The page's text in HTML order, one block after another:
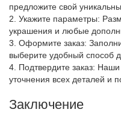
предложите свой
2. Укажите параметры:
украшения и любые
3. Оформите заказ:
выберите удобный способ
4. Подтвердите заказ:
уточнения всех деталей и
Заключение